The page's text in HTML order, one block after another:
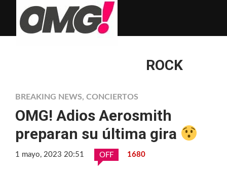
ROCK
BREAKING NEWS, CONCIERTOS
OMG! Adios Aerosmith
preparan su última gira
1 mayo, 2023 20:51 OFF 1680